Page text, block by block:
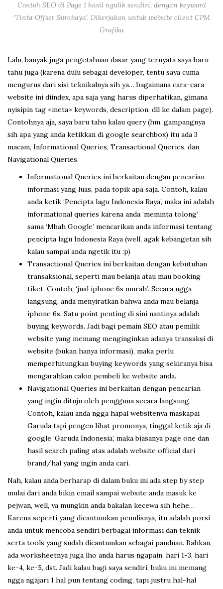
Contoh SEO di Page 1 hasil ngulik sendiri, dengan keyword
‘Tinta Offset Surabaya’. Dikerjakan untuk website client CPM
Grafika
Lalu, banyak juga pengetahuan dasar yang ternyata saya baru
tahu juga (karena dulu sebagai developer, tentu saya cuma
mengurus dari sisi teknikalnya sih ya… bagaimana cara-cara
website ini diindex, apa saja yang harus diperhatikan, gimana
nyisipin tag <meta> keywords, description, dll ke dalam page).
Contohnya aja, saya baru tahu kalau query (hm, gampangnya
sih apa yang anda ketikkan di google searchbox) itu ada 3
macam, Informational Queries, Transactional Queries, dan
Navigational Queries.
Informational Queries ini berkaitan dengan pencarian
informasi yang luas, pada topik apa saja. Contoh, kalau
anda ketik ‘Pencipta lagu Indonesia Raya’, maka ini adalah
informational queries karena anda ‘meminta tolong’
sama ‘Mbah Google’ mencarikan anda informasi tentang
pencipta lagu Indonesia Raya (well, agak kebangetan sih
kalau sampai anda ngetik itu :p)
Transactional Queries ini berkaitan dengan kebutuhan
transaksional, seperti mau belanja atau mau booking
tiket. Contoh, ‘jual iphone 6s murah’. Secara ngga
langsung, anda menyiratkan bahwa anda mau belanja
iphone 6s. Satu point penting di sini nantinya adalah
buying keywords. Jadi bagi pemain SEO atau pemilik
website yang memang menginginkan adanya transaksi di
website (bukan hanya informasi), maka perlu
memperhitungkan buying keywords yang sekiranya bisa
mengarahkan calon pembeli ke website anda.
Navigational Queries ini berkaitan dengan pencarian
yang ingin dituju oleh pengguna secara langsung.
Contoh, kalau anda ngga hapal websitenya maskapai
Garuda tapi pengen lihat promonya, tinggal ketik aja di
google ‘Garuda Indonesia’, maka biasanya page one dan
hasil search paling atas adalah website official dari
brand/hal yang ingin anda cari.
Nah, kalau anda berharap di dalam buku ini ada step by step
mulai dari anda bikin email sampai website anda masuk ke
pejwan, well, ya mungkin anda bakalan kecewa sih hehe…
Karena seperti yang dicantumkan penulisnya, itu adalah porsi
anda untuk mencoba sendiri berbagai informasi dan teknik
serta tools yang sudah dicantumkan sebagai panduan. Bahkan,
ada worksheetnya juga lho anda harus ngapain, hari 1-3, hari
ke-4, ke-5, dst. Jadi kalau bagi saya sendiri, buku ini memang
ngga ngajari 1 hal pun tentang coding, tapi justru hal-hal